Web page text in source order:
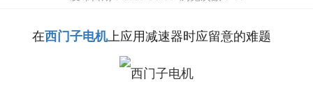
在西门子电机上应用减速器时应留意的难题